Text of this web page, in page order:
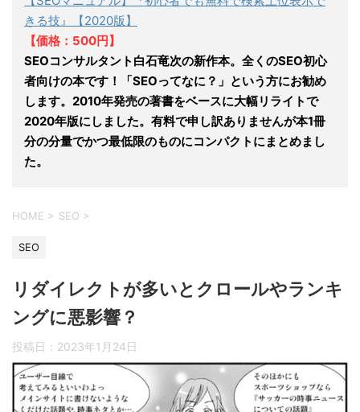
きる技』【2020版】
【価格：500円】
SEOコンサルタント白石竜次の新作本。全くのSEO初心
者向けの本です！「SEOってなに？」という方にお勧め
します。2010年発売の著書をベースに大幅リライトで
2020年版にしました。有料で申し訳ありませんが本1冊
分の分量でかつ最低限のものにコンパクトにまとめまし
た。
HOME > SEO >
SEO
リダイレクトが多いとクロールやランキ
ングに悪影響？
投稿日： 2023年1月24日